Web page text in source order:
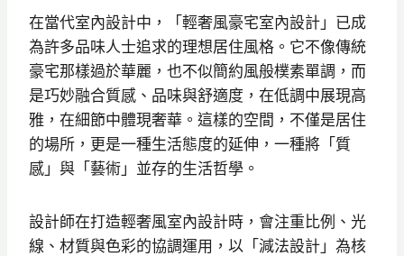
在當代室內設計中，「輕奢風豪宅室內設計」已成
為許多品味人士追求的理想居住風格。它不像傳統
豪宅那樣過於華麗，也不似簡約風般樸素單調，而
是巧妙融合質感、品味與舒適度，在低調中展現高
雅，在細節中體現奢華。這樣的空間，不僅是居住
的場所，更是一種生活態度的延伸，一種將「質
感」與「藝術」並存的生活哲學。
設計師在打造輕奢風室內設計時，會注重比例、光
線、材質與色彩的協調運用，以「減法設計」為核